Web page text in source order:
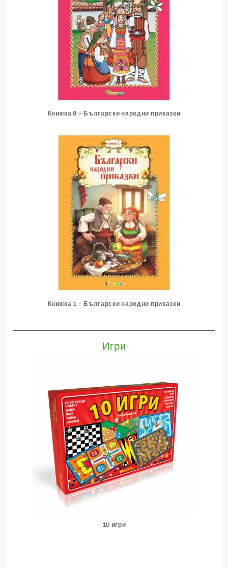
Книжка 8 – Български народни приказки
Книжка 1 – Български народни приказки
Игри
10 игри